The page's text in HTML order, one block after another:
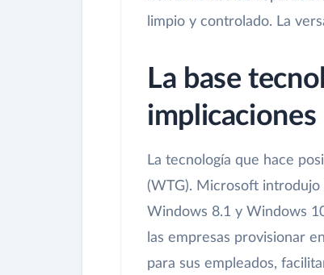
limpio y controlado. La
La base
implicaciones
La tecnología que hace
(WTG). Microsoft
Windows 8.1 y Windows
las empresas provisionar
para sus empleados,